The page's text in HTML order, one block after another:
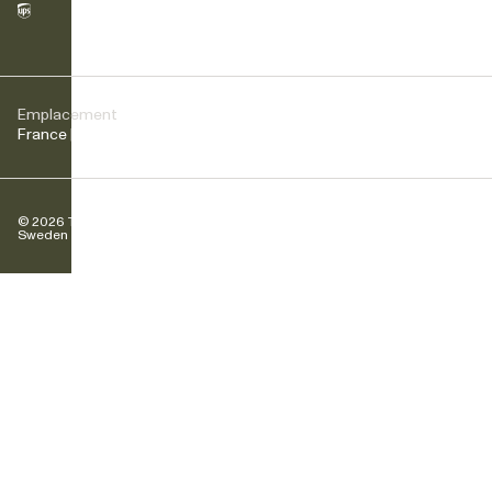
Emplacement
France | EUR
© 2026 Tretorn
Sweden AB